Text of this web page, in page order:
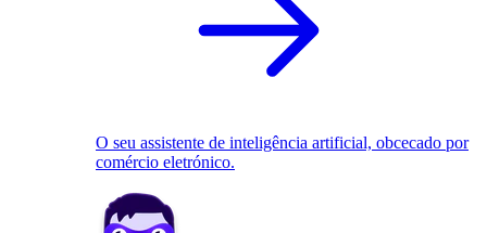
O seu assistente de inteligência artificial, obcecado por
comércio eletrónico.